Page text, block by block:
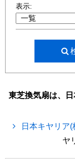
表示:
東芝換気扇は、
日本キヤリア
ヤ